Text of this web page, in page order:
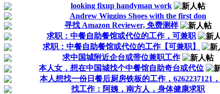
looking fixup handyman work
Andrew Wiggins Shoes with the first don
寻找 Amazon Reviewer, 免费测样
求职：中餐自助餐馆或代位的工作，可兼职
求职：中餐自助餐馆或代位的工作【可兼职】
求中国城附近企台或带位兼职工作
本人女，想在中国城找个中餐馆自助奇台或代位
本人想找一份日餐后厨房铁板的工作，6262237121
找工作：阿姨，南方人，身体健康求职